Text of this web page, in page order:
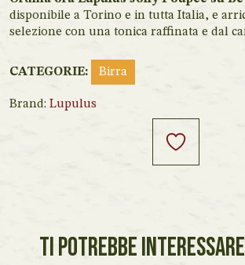
disponibile a Torino e in tutta Italia, e
selezione con una tonica raffinata e dal
CATEGORIE: Birra
Brand: Lupulus
TI POTREBBE